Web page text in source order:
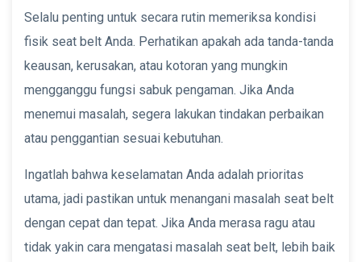
Selalu penting untuk secara rutin memeriksa kondisi
fisik seat belt Anda. Perhatikan apakah ada tanda-tanda
keausan, kerusakan, atau kotoran yang mungkin
mengganggu fungsi sabuk pengaman. Jika Anda
menemui masalah, segera lakukan tindakan perbaikan
atau penggantian sesuai kebutuhan.
Ingatlah bahwa keselamatan Anda adalah prioritas
utama, jadi pastikan untuk menangani masalah seat belt
dengan cepat dan tepat. Jika Anda merasa ragu atau
tidak yakin cara mengatasi masalah seat belt, lebih baik